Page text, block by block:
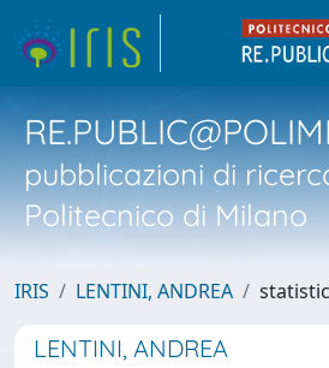
pubblicazioni di
Politecnico di Milano
IRIS LENTINI, ANDREA
LENTINI, ANDREA